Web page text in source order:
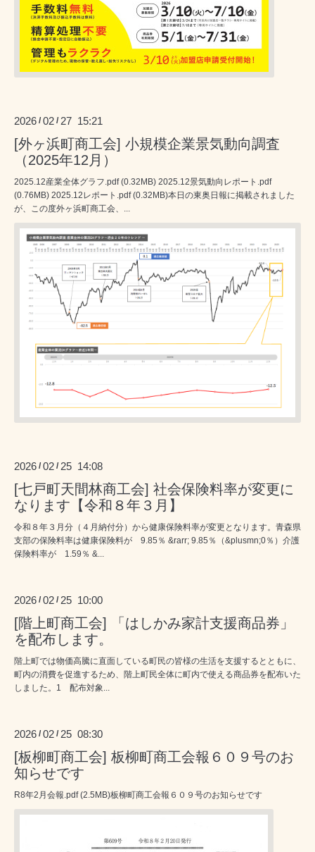
2026 /02 / 27 15:21
[外ヶ浜町商工会] 小規模企業景気動向調査
（2025年12月）
2025.12産業全体グラフ.pdf (0.32MB) 2025.12景気動向レポート.pdf
(0.76MB) 2025.12レポート.pdf (0.32MB)本日の東奥日報に掲載されました
が、この度外ヶ浜町商工会、...
2026 /02 / 25 14:08
[七戸町天間林商工会] 社会保険料率が変更に
なります【令和８年３月】
令和８年３月分（４月納付分）から健康保険料率が変更となります。青森県
支部の保険料率は健康保険料が 9.85％ &rarr; 9.85％（&plusmn;0％）介護
保険料率が 1.59％ &...
2026 /02 / 25 10:00
[階上町商工会] 「はしかみ家計支援商品券」
を配布します。
階上町では物価高騰に直面している町民の皆様の生活を支援するとともに、
町内の消費を促進するため、階上町民全体に町内で使える商品券を配布いた
しました。1 配布対象...
2026 /02 / 25 08:30
[板柳町商工会] 板柳町商工会報６０９号のお
知らせです
R8年2月会報.pdf (2.5MB)板柳町商工会報６０９号のお知らせです